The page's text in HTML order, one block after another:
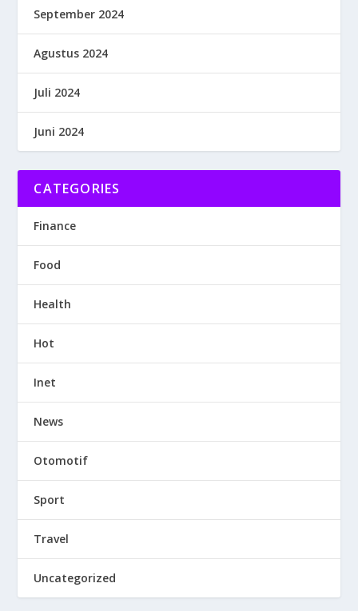
September 2024
Agustus 2024
Juli 2024
Juni 2024
CATEGORIES
Finance
Food
Health
Hot
Inet
News
Otomotif
Sport
Travel
Uncategorized